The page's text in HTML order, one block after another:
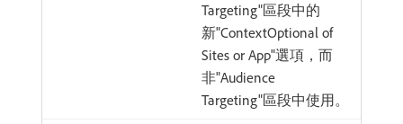
Targeting"區段中的
新"ContextOptional of
Sites or App"選項，而
非"Audience
Targeting"區段中使用。